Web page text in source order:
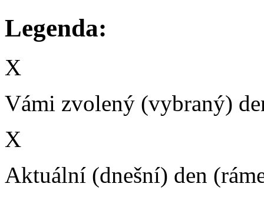
Legenda:
X
Vámi zvolený (vybraný)
X
Aktuální (dnešní) den